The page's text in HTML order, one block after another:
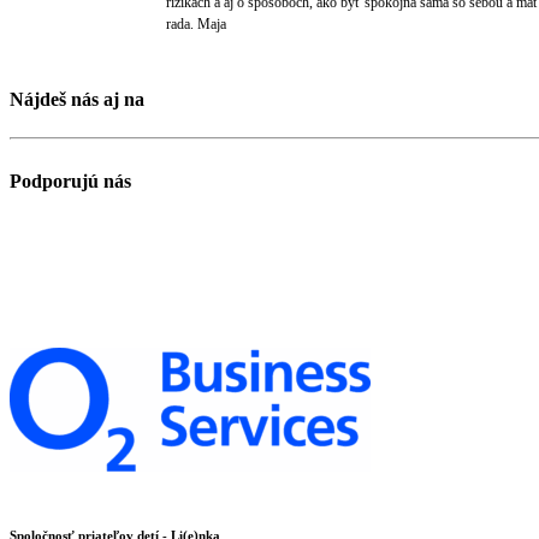
rada. Maja
Nájdeš nás aj na
Podporujú nás
Spoločnosť priateľov detí - Li(e)nka